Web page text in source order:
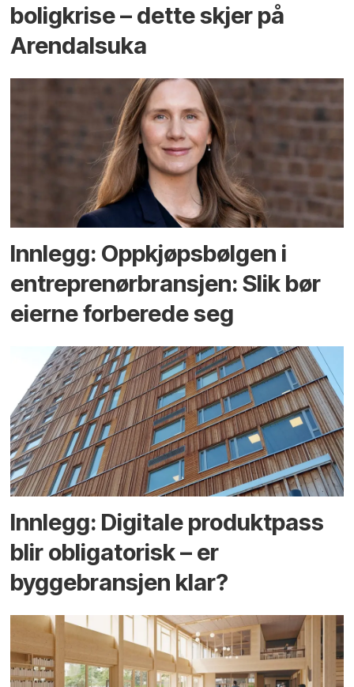
bolig­krise – dette skjer på
Arendals­uka
Innlegg: Oppkjøps­bølgen i
entreprenør­bransjen: Slik bør
eierne forberede seg
Innlegg: Digitale produktpass
blir obligatorisk – er
byggebransjen klar?